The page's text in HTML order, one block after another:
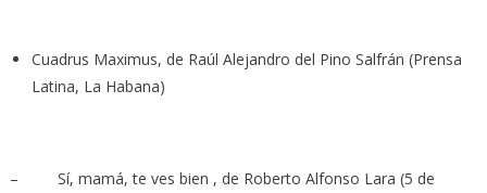
Cuadrus Maximus, de Raúl Alejandro del Pino Salfrán (Prensa
Latina, La Habana)
– Sí, mamá, te ves bien , de Roberto Alfonso Lara (5 de